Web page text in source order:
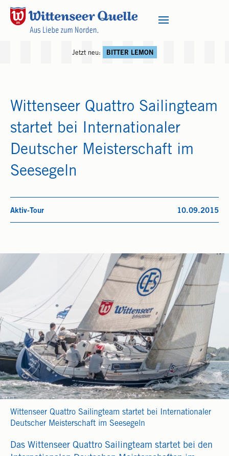
Jetzt neu: BITTER LEMON
Wittenseer Quattro Sailingteam
startet bei Internationaler
Deutscher Meisterschaft im
Seesegeln
Aktiv-Tour 10.09.2015
Wittenseer Quattro Sailingteam startet bei Internationaler
Deutscher Meisterschaft im Seesegeln
Das Wittenseer Quattro Sailingteam startet bei den